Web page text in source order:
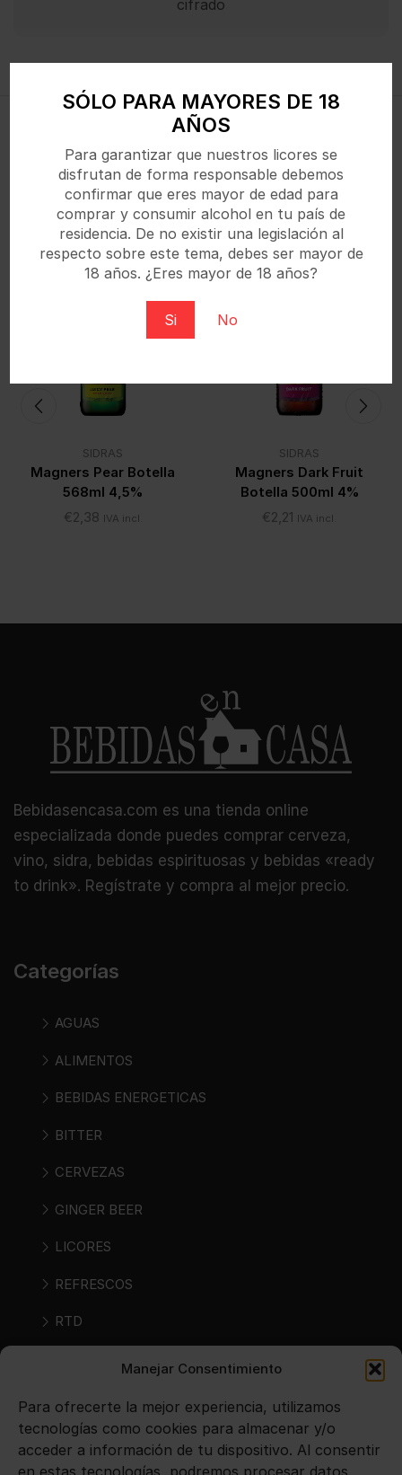
Manejar Consentimiento
Para ofrecerte la mejor experiencia, utilizamos
tecnologías como cookies para almacenar y/o
acceder a información de tu dispositivo. Al consentir
SÓLO PARA MAYORES DE 18
AÑOS
Para garantizar que nuestros licores se
disfrutan de forma responsable debemos
confirmar que eres mayor de edad para
comprar y consumir alcohol en tu país de
residencia. De no existir una legislación al
respecto sobre este tema, debes ser mayor de
18 años. ¿Eres mayor de 18 años?
Si No
cifrado
Sidra dulce y tropical con sabor a mango maduro y
un toque de frambuesas silvestres.
Productos Relacionados
SIDRAS
Magners Pear Botella
568ml 4,5%
€2,38 IVA incl.
SIDRAS
Magners Dark Fruit
Botella 500ml 4%
€2,21 IVA incl.
Bebidasencasa.com es una tienda online
especializada donde puedes comprar cerveza,
vino, sidra, bebidas espirituosas y bebidas «ready
to drink». Regístrate y compra al mejor precio.
Categorías
AGUAS
ALIMENTOS
BEBIDAS ENERGETICAS
BITTER
CERVEZAS
GINGER BEER
LICORES
REFRESCOS
RTD
VINOS